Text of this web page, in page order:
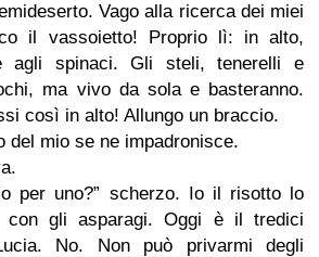
Vago alla ricerca dei miei
il vassoietto! Proprio lì: in alto,
agli spinaci. Gli steli, tenerelli e
ma vivo da sola e basteranno.
così in alto! Allungo un braccio.
del mio se ne impadronisce.
per uno?” scherzo. Io il risotto lo
gli asparagi. Oggi è il tredici
No. Non può privarmi degli